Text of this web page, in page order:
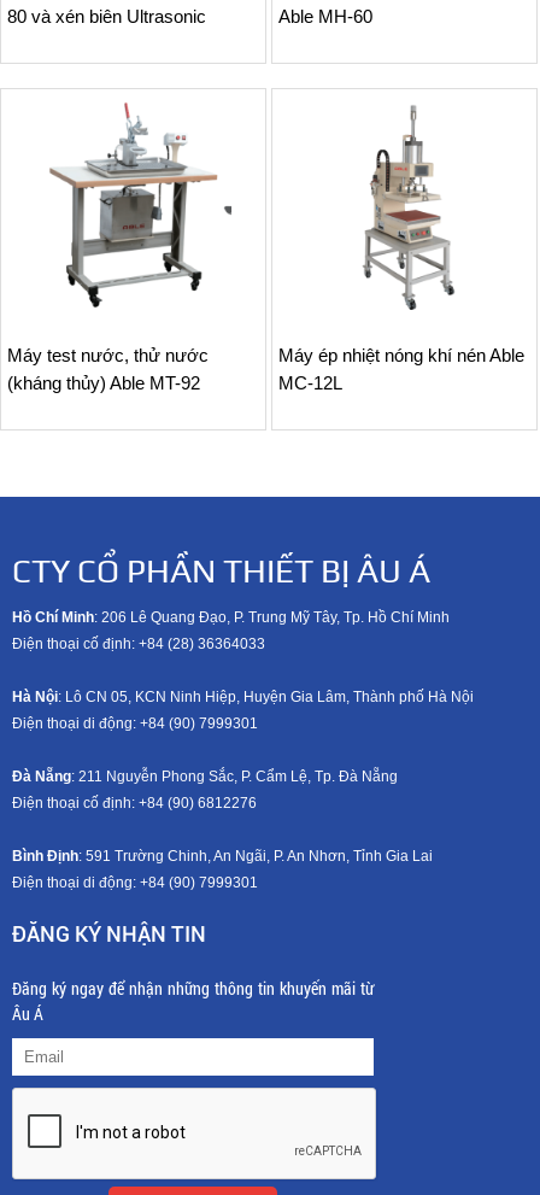
80 và xén biên Ultrasonic
Able MH-60
Máy test nước, thử nước
(kháng thủy) Able MT-92
Máy ép nhiệt nóng khí nén Able
MC-12L
CTY CỔ PHẦN THIẾT BỊ ÂU Á
Hồ Chí Minh: 206 Lê Quang Đạo, P. Trung Mỹ Tây, Tp. Hồ Chí Minh
Điện thoại cố định: +84 (28) 36364033
Hà Nội: Lô CN 05, KCN Ninh Hiệp, Huyện Gia Lâm, Thành phố Hà Nội
Điện thoại di động: +84 (90) 7999301
Đà Nẵng: 211 Nguyễn Phong Sắc, P. Cẩm Lệ, Tp. Đà Nẵng
Điện thoại cố định: +84 (90) 6812276
Bình Định: 591 Trường Chinh, An Ngãi, P. An Nhơn, Tỉnh Gia Lai
Điện thoại di động: +84 (90) 7999301
ĐĂNG KÝ NHẬN TIN
Đăng ký ngay để nhận những thông tin khuyến mãi từ
Âu Á